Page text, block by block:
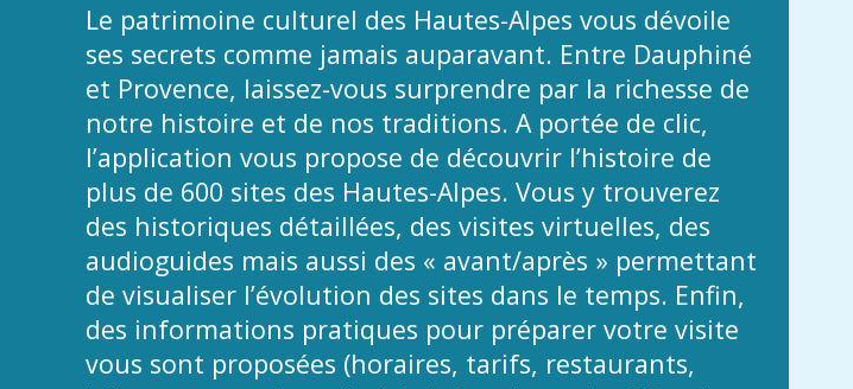
Le patrimoine culturel des Hautes-Alpes vous dévoile
ses secrets comme jamais auparavant. Entre Dauphiné
et Provence, laissez-vous surprendre par la richesse de
notre histoire et de nos traditions. A portée de clic,
l’application vous propose de découvrir l’histoire de
plus de 600 sites des Hautes-Alpes. Vous y trouverez
des historiques détaillées, des visites virtuelles, des
audioguides mais aussi des « avant/après » permettant
de visualiser l’évolution des sites dans le temps. Enfin,
des informations pratiques pour préparer votre visite
vous sont proposées (horaires, tarifs, restaurants,